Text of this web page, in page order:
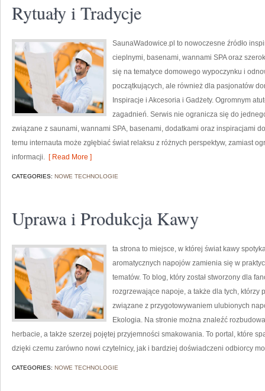
Rytuały i Tradycje
SaunaWadowice.pl to nowoczesne źródło
cieplnymi, basenami, wannami SPA oraz
się na tematyce domowego wypoczynku i
początkujących, ale również dla pasjonatów
Inspiracje i Akcesoria i Gadżety. Ogromnym
zagadnień. Serwis nie ogranicza się do
związane z saunami, wannami SPA, basenami, dodatkami oraz inspiracjami
temu internauta może zgłębiać świat relaksu z różnych perspektyw, zamiast
informacji. [ Read More ]
CATEGORIES: NOWE TECHNOLOGIE
Uprawa i Produkcja Kawy
ta strona to miejsce, w której świat kawy
aromatycznych napojów zamienia się w
tematów. To blog, który został stworzony dla
rozgrzewające napoje, a także dla tych, którzy
związane z przygotowywaniem ulubionych
Ekologia. Na stronie można znaleźć
herbacie, a także szerzej pojętej przyjemności smakowania. To portal, które
dzięki czemu zarówno nowi czytelnicy, jak i bardziej doświadczeni odbiorcy
CATEGORIES: NOWE TECHNOLOGIE